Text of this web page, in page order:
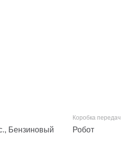
Бензиновый Робот